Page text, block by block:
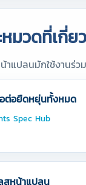
มวดที่เกี่ย
าแปลนมักใช้งานร่
ต่อยืดหยุ่นทั้งหมด
Spec Hub
สหน้าแปลน